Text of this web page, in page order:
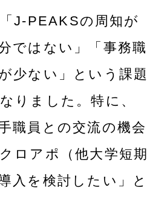
J-PEAKSの周知が
ではない」「事務職
少ない」という課題
りました。特に、
職員との交流の機会
ロアポ（他大学短期
入を検討したい」と